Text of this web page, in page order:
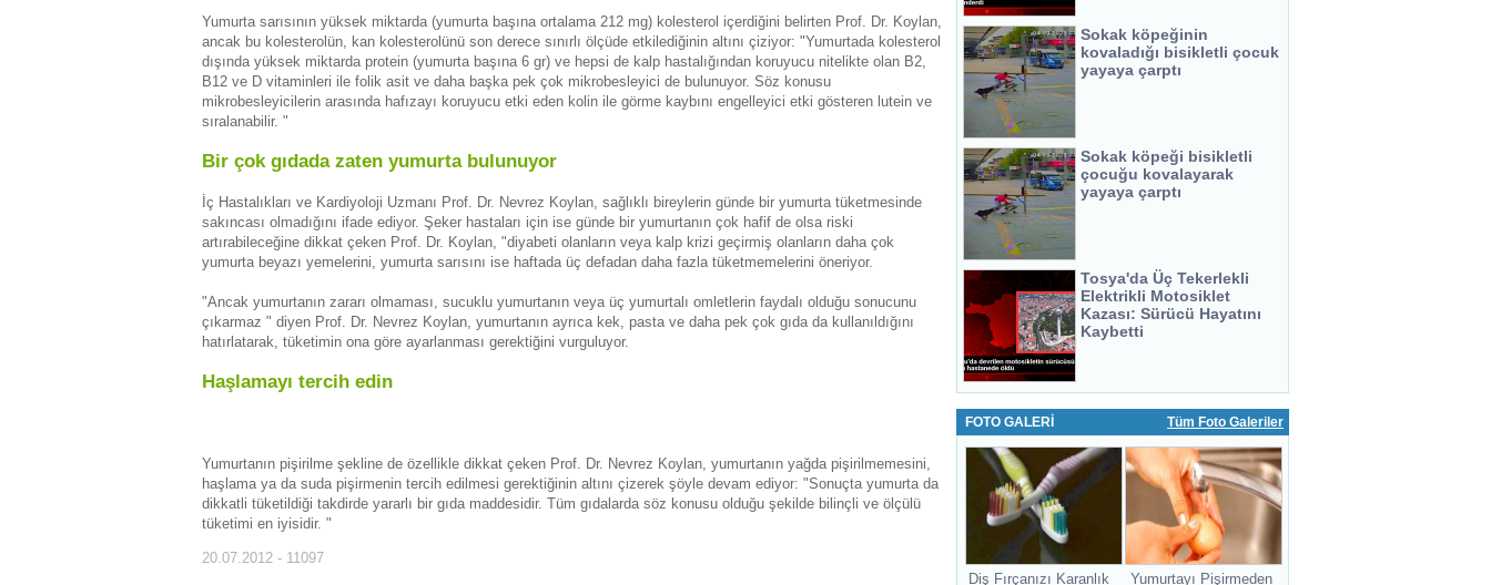
Yumurta sarısının yüksek miktarda (yumurta başına ortalama 212 mg) kolesterol içerdiğini belirten Prof. Dr. Koylan,
ancak bu kolesterolün, kan kolesterolünü son derece sınırlı ölçüde etkilediğinin altını çiziyor: "Yumurtada kolesterol
dışında yüksek miktarda protein (yumurta başına 6 gr) ve hepsi de kalp hastalığından koruyucu nitelikte olan B2,
B12 ve D vitaminleri ile folik asit ve daha başka pek çok mikrobesleyici de bulunuyor. Söz konusu
mikrobesleyicilerin arasında hafızayı koruyucu etki eden kolin ile görme kaybını engelleyici etki gösteren lutein ve
sıralanabilir. "
Bir çok gıdada zaten yumurta bulunuyor
İç Hastalıkları ve Kardiyoloji Uzmanı Prof. Dr. Nevrez Koylan, sağlıklı bireylerin günde bir yumurta tüketmesinde
sakıncası olmadığını ifade ediyor. Şeker hastaları için ise günde bir yumurtanın çok hafif de olsa riski
artırabileceğine dikkat çeken Prof. Dr. Koylan, "diyabeti olanların veya kalp krizi geçirmiş olanların daha çok
yumurta beyazı yemelerini, yumurta sarısını ise haftada üç defadan daha fazla tüketmemelerini öneriyor.
"Ancak yumurtanın zararı olmaması, sucuklu yumurtanın veya üç yumurtalı omletlerin faydalı olduğu sonucunu
çıkarmaz " diyen Prof. Dr. Nevrez Koylan, yumurtanın ayrıca kek, pasta ve daha pek çok gıda da kullanıldığını
hatırlatarak, tüketimin ona göre ayarlanması gerektiğini vurguluyor.
Haşlamayı tercih edin
Yumurtanın pişirilme şekline de özellikle dikkat çeken Prof. Dr. Nevrez Koylan, yumurtanın yağda pişirilmemesini,
haşlama ya da suda pişirmenin tercih edilmesi gerektiğinin altını çizerek şöyle devam ediyor: "Sonuçta yumurta da
dikkatli tüketildiği takdirde yararlı bir gıda maddesidir. Tüm gıdalarda söz konusu olduğu şekilde bilinçli ve ölçülü
tüketimi en iyisidir. "
20.07.2012 - 11097
Sokak köpeğinin
kovaladığı bisikletli çocuk
yayaya çarptı
Sokak köpeği bisikletli
çocuğu kovalayarak
yayaya çarptı
Tosya'da Üç Tekerlekli
Elektrikli Motosiklet
Kazası: Sürücü Hayatını
Kaybetti
FOTO GALERİ Tüm Foto Galeriler
Diş Fırçanızı Karanlık
Yumurtayı Pişirmeden